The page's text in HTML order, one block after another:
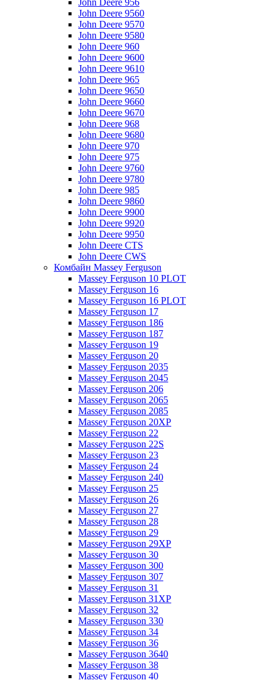
John Deere 956
John Deere 9560
John Deere 9570
John Deere 9580
John Deere 960
John Deere 9600
John Deere 9610
John Deere 965
John Deere 9650
John Deere 9660
John Deere 9670
John Deere 968
John Deere 9680
John Deere 970
John Deere 975
John Deere 9760
John Deere 9780
John Deere 985
John Deere 9860
John Deere 9900
John Deere 9920
John Deere 9950
John Deere CTS
John Deere CWS
Комбайн Massey Ferguson
Massey Ferguson 10 PLOT
Massey Ferguson 16
Massey Ferguson 16 PLOT
Massey Ferguson 17
Massey Ferguson 186
Massey Ferguson 187
Massey Ferguson 19
Massey Ferguson 20
Massey Ferguson 2035
Massey Ferguson 2045
Massey Ferguson 206
Massey Ferguson 2065
Massey Ferguson 2085
Massey Ferguson 20XP
Massey Ferguson 22
Massey Ferguson 22S
Massey Ferguson 23
Massey Ferguson 24
Massey Ferguson 240
Massey Ferguson 25
Massey Ferguson 26
Massey Ferguson 27
Massey Ferguson 28
Massey Ferguson 29
Massey Ferguson 29XP
Massey Ferguson 30
Massey Ferguson 300
Massey Ferguson 307
Massey Ferguson 31
Massey Ferguson 31XP
Massey Ferguson 32
Massey Ferguson 330
Massey Ferguson 34
Massey Ferguson 36
Massey Ferguson 3640
Massey Ferguson 38
Massey Ferguson 40